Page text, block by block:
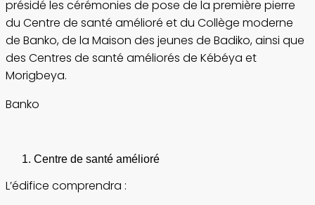
présidé les cérémonies de pose de la première pierre
du Centre de santé amélioré et du Collège moderne
de Banko, de la Maison des jeunes de Badiko, ainsi que
des Centres de santé améliorés de Kébéya et
Morigbeya.
Banko
Centre de santé amélioré
L’édifice comprendra :